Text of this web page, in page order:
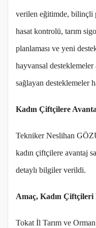
verilen eğitimde, bilinçli
hasat kontrolü, tarım
planlaması ve yeni
hayvansal desteklemeler
sağlayan desteklemeler
Kadın Çiftçilere
Tekniker Neslihan
kadın çiftçilere avantaj
detaylı bilgiler verildi.
Amaç, Kadın
Tokat İl Tarım ve